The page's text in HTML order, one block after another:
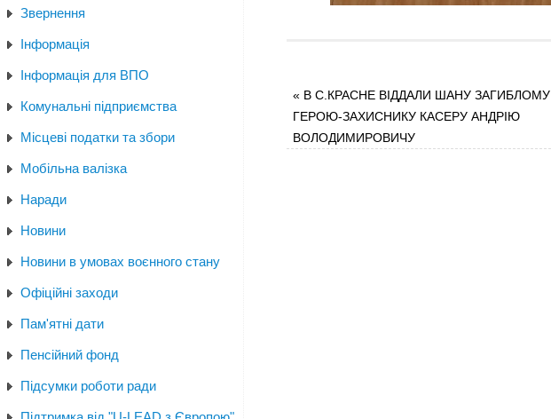
« В С.КРАСНЕ ВІДДАЛИ ШАНУ ЗАГИБЛОМУ
ГЕРОЮ-ЗАХИСНИКУ КАСЕРУ АНДРІЮ
ВОЛОДИМИРОВИЧУ
Звернення
Інформація
Інформація для ВПО
Комунальні підприємства
Місцеві податки та збори
Мобільна валізка
Наради
Новини
Новини в умовах воєнного стану
Офіційні заходи
Пам'ятні дати
Пенсійний фонд
Підсумки роботи ради